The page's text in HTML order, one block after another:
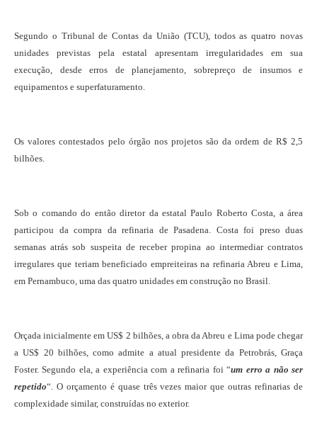
Segundo o Tribunal de Contas da União (TCU), todos as quatro novas
unidades previstas pela estatal apresentam irregularidades em sua
execução, desde erros de planejamento, sobrepreço de insumos e
equipamentos e superfaturamento.
Os valores contestados pelo órgão nos projetos são da ordem de R$ 2,5
bilhões.
Sob o comando do então diretor da estatal Paulo Roberto Costa, a área
participou da compra da refinaria de Pasadena. Costa foi preso duas
semanas atrás sob suspeita de receber propina ao intermediar contratos
irregulares que teriam beneficiado empreiteiras na refinaria Abreu e Lima,
em Pernambuco, uma das quatro unidades em construção no Brasil.
Orçada inicialmente em US$ 2 bilhões, a obra da Abreu e Lima pode chegar
a US$ 20 bilhões, como admite a atual presidente da Petrobrás, Graça
Foster. Segundo ela, a experiência com a refinaria foi “um erro a não ser
repetido“. O orçamento é quase três vezes maior que outras refinarias de
complexidade similar, construídas no exterior.